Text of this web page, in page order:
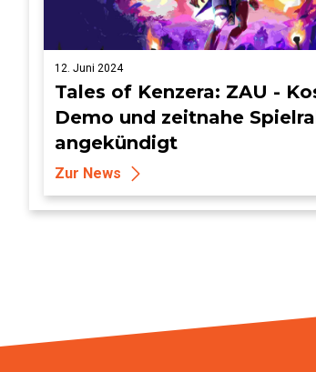
12. Juni 2024
Tales of Kenzera: ZAU -
Demo und zeitnahe
angekündigt
Zur News